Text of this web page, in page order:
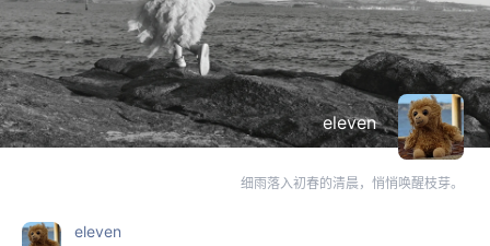
eleven
细雨落入初春的清晨，悄悄唤醒枝芽。
eleven